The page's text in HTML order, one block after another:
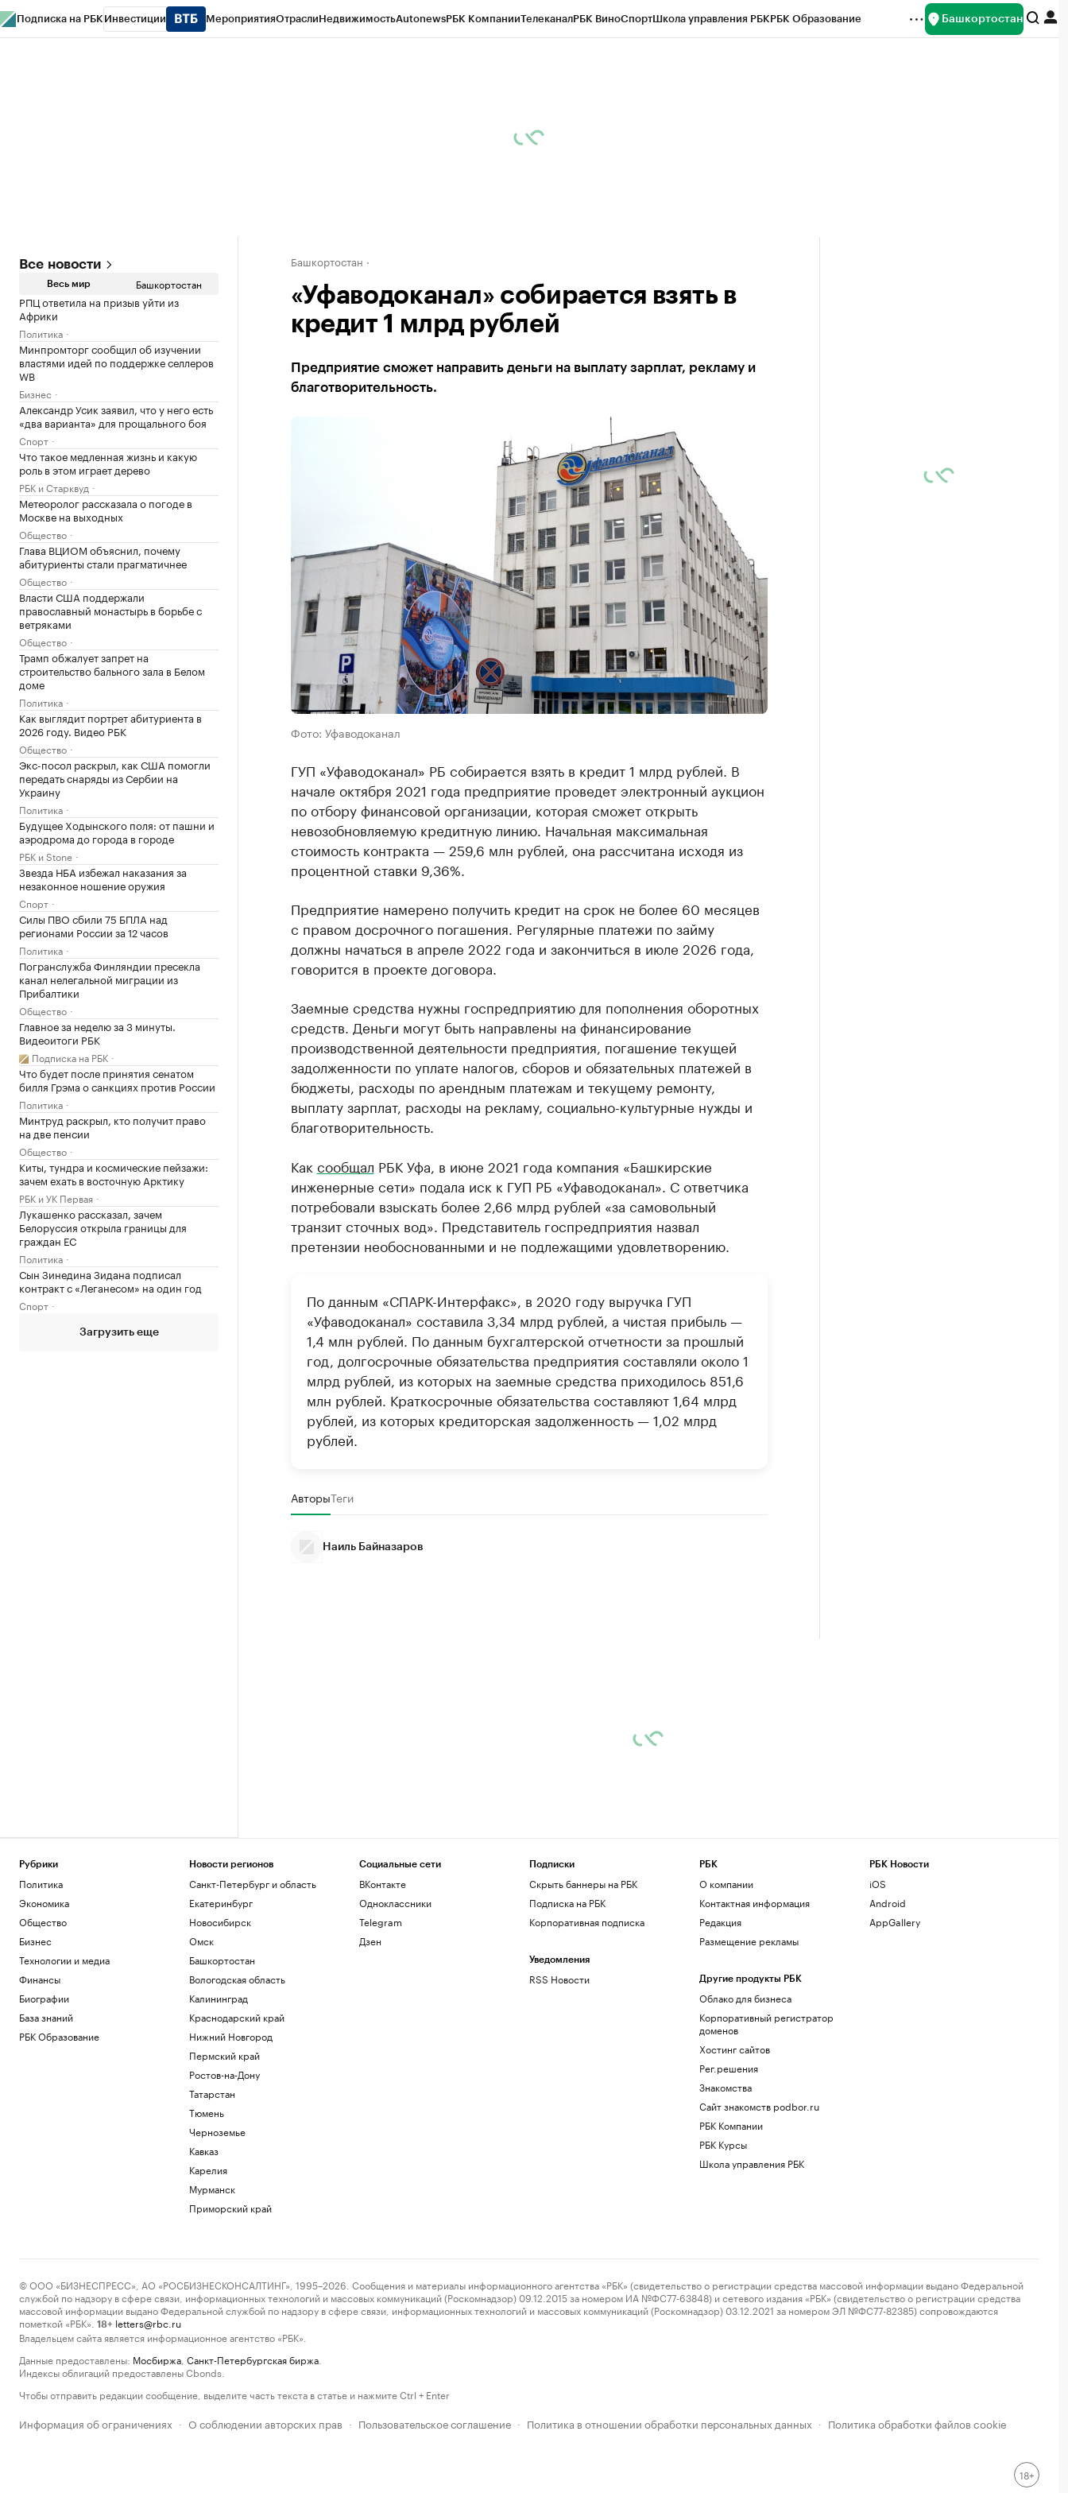
Подписка на РБК Инвестиции МероприятияОтраслиНедвижимостьAutonewsРБК КомпанииТелеканалРБК ВиноСпортШкола управления РБКРБК Образование Башкортостан
Все новости
Весь мир Башкортостан
РПЦ ответила на призыв уйти из
Африки
Политика
Минпромторг сообщил об изучении
властями идей по поддержке селлеров
WB
Бизнес
Александр Усик заявил, что у него есть
«два варианта» для прощального боя
Спорт
Что такое медленная жизнь и какую
роль в этом играет дерево
РБК и Старквуд
Метеоролог рассказала о погоде в
Москве на выходных
Общество
Глава ВЦИОМ объяснил, почему
абитуриенты стали прагматичнее
Общество
Власти США поддержали
православный монастырь в борьбе с
ветряками
Общество
Трамп обжалует запрет на
строительство бального зала в Белом
доме
Политика
Как выглядит портрет абитуриента в
2026 году. Видео РБК
Общество
Экс-посол раскрыл, как США помогли
передать снаряды из Сербии на
Украину
Политика
Будущее Ходынского поля: от пашни и
аэродрома до города в городе
РБК и Stone
Звезда НБА избежал наказания за
незаконное ношение оружия
Спорт
Силы ПВО сбили 75 БПЛА над
регионами России за 12 часов
Политика
Погранслужба Финляндии пресекла
канал нелегальной миграции из
Прибалтики
Общество
Главное за неделю за 3 минуты.
Видеоитоги РБК
Подписка на РБК
Что будет после принятия сенатом
билля Грэма о санкциях против России
Политика
Минтруд раскрыл, кто получит право
на две пенсии
Общество
Киты, тундра и космические пейзажи:
зачем ехать в восточную Арктику
РБК и УК Первая
Лукашенко рассказал, зачем
Белоруссия открыла границы для
граждан ЕС
Политика
Сын Зинедина Зидана подписал
контракт с «Леганесом» на один год
Спорт
Загрузить еще
Башкортостан
«Уфаводоканал» собирается взять в
кредит 1 млрд рублей
Предприятие сможет направить деньги на выплату зарплат, рекламу и
благотворительность.
Фото: Уфаводоканал
ГУП «Уфаводоканал» РБ собирается взять в кредит 1 млрд рублей. В
начале октября 2021 года предприятие проведет электронный аукцион
по отбору финансовой организации, которая сможет открыть
невозобновляемую кредитную линию. Начальная максимальная
стоимость контракта — 259,6 млн рублей, она рассчитана исходя из
процентной ставки 9,36%.
Предприятие намерено получить кредит на срок не более 60 месяцев
с правом досрочного погашения. Регулярные платежи по займу
должны начаться в апреле 2022 года и закончиться в июле 2026 года,
говорится в проекте договора.
Заемные средства нужны госпредприятию для пополнения оборотных
средств. Деньги могут быть направлены на финансирование
производственной деятельности предприятия, погашение текущей
задолженности по уплате налогов, сборов и обязательных платежей в
бюджеты, расходы по арендным платежам и текущему ремонту,
выплату зарплат, расходы на рекламу, социально-культурные нужды и
благотворительность.
Как сообщал РБК Уфа, в июне 2021 года компания «Башкирские
инженерные сети» подала иск к ГУП РБ «Уфаводоканал». С ответчика
потребовали взыскать более 2,66 млрд рублей «за самовольный
транзит сточных вод». Представитель госпредприятия назвал
претензии необоснованными и не подлежащими удовлетворению.
По данным «СПАРК-Интерфакс», в 2020 году выручка ГУП
«Уфаводоканал» составила 3,34 млрд рублей, а чистая прибыль —
1,4 млн рублей. По данным бухгалтерской отчетности за прошлый
год, долгосрочные обязательства предприятия составляли около 1
млрд рублей, из которых на заемные средства приходилось 851,6
млн рублей. Краткосрочные обязательства составляют 1,64 млрд
рублей, из которых кредиторская задолженность — 1,02 млрд
рублей.
АвторыТеги
Наиль Байназаров
Рубрики
Политика
Экономика
Общество
Бизнес
Технологии и медиа
Финансы
Биографии
База знаний
РБК Образование
Новости регионов
Санкт-Петербург и область
Екатеринбург
Новосибирск
Омск
Башкортостан
Вологодская область
Калининград
Краснодарский край
Нижний Новгород
Пермский край
Ростов-на-Дону
Татарстан
Тюмень
Черноземье
Кавказ
Карелия
Мурманск
Приморский край
Социальные сети
ВКонтакте
Одноклассники
Telegram
Дзен
Подписки
Скрыть баннеры на РБК
Подписка на РБК
Корпоративная подписка
Уведомления
RSS Новости
РБК
О компании
Контактная информация
Редакция
Размещение рекламы
Другие продукты РБК
Облако для бизнеса
Корпоративный регистратор
доменов
Хостинг сайтов
Рег.решения
Знакомства
Сайт знакомств podbor.ru
РБК Компании
РБК Курсы
Школа управления РБК
РБК Новости
iOS
Android
AppGallery
© ООО «БИЗНЕСПРЕСС», АО «РОСБИЗНЕСКОНСАЛТИНГ», 1995–2026. Сообщения и материалы информационного агентства «РБК» (свидетельство о регистрации средства массовой информации выдано Федеральной
службой по надзору в сфере связи, информационных технологий и массовых коммуникаций (Роскомнадзор) 09.12.2015 за номером ИА №ФС77-63848) и сетевого издания «РБК» (свидетельство о регистрации средства
массовой информации выдано Федеральной службой по надзору в сфере связи, информационных технологий и массовых коммуникаций (Роскомнадзор) 03.12.2021 за номером ЭЛ №ФС77-82385) сопровождаются
пометкой «РБК».
18+ letters@rbc.ru
Владельцем сайта является информационное агентство «РБК».
Данные предоставлены: Мосбиржа Санкт-Петербургская биржа
Индексы облигаций предоставлены Cbonds.
Чтобы отправить редакции сообщение, выделите часть текста в статье и нажмите Ctrl + Enter
Информация об ограничениях · О соблюдении авторских прав · Пользовательское соглашение · Политика в отношении обработки персональных данных · Политика обработки файлов cookie
18+